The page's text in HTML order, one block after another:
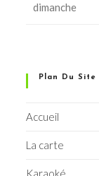
dimanche
Plan Du Site
Accueil
La carte
Karaoké